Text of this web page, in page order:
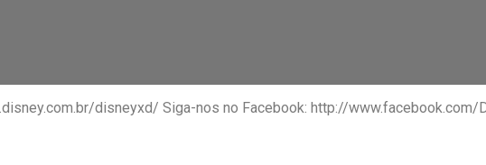
disneyxd/ Siga-nos no Facebook: http://www.facebook.com/